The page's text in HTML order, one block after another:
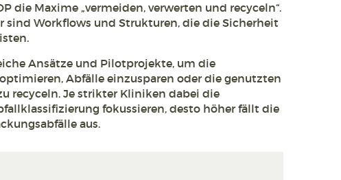
die Maxime „vermeiden, verwerten und recyceln“.
sind Workflows und Strukturen, die die Sicherheit
Ansätze und Pilotprojekte, um die
Abfälle einzusparen oder die genutzten
recyceln. Je strikter Kliniken dabei die
fokussieren, desto höher fällt die
aus.